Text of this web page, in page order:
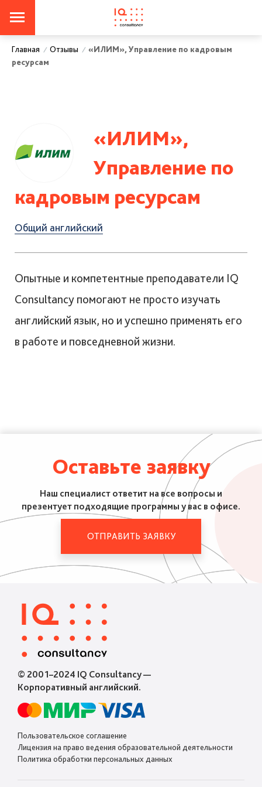
Главная / Отзывы / «ИЛИМ», Управление по кадровым
ресурсам
«ИЛИМ»,
Управление по
кадровым ресурсам
Общий английский
Опытные и компетентные преподаватели IQ
Consultancy помогают не просто изучать
английский язык, но и успешно применять его
в работе и повседневной жизни.
Оставьте заявку
Наш специалист ответит на все вопросы и
презентует подходящие программы у вас в офисе.
ОТПРАВИТЬ ЗАЯВКУ
© 2001–2024 IQ Consultancy —
Корпоративный английский.
Пользовательское соглашение
Лицензия на право ведения образовательной деятельности
Политика обработки персональных данных